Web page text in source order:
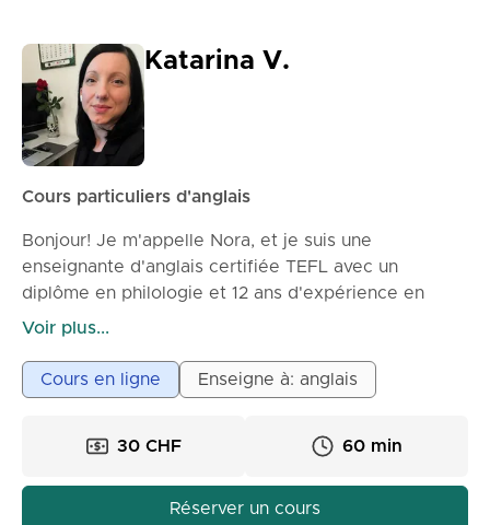
Katarina V.
Cours particuliers d'anglais
Bonjour! Je m'appelle Nora, et je suis une
enseignante d'anglais certifiée TEFL avec un
diplôme en philologie et 12 ans d'expérience en
enseignement. J'enseigne aux enfants, aux
l'aide aux apprenants pour construire une base
solide en anglais. Mes leçons sont patientes,
étudiant. Que vous souhaitiez améliorer votre
prononciation ou votre confiance, je vous
Voir plus...
Cours en ligne Enseigne à: anglais
30 CHF 60 min
Réserver un cours